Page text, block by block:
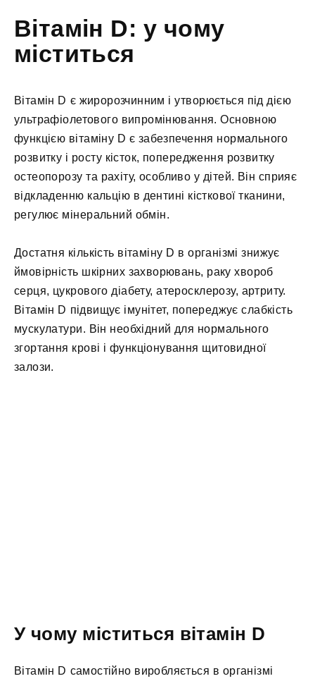
Вітамін D: у чому
міститься
Вітамін D є жиророзчинним і утворюється під дією
ультрафіолетового випромінювання. Основною
функцією вітаміну D є забезпечення нормального
розвитку і росту кісток, попередження розвитку
остеопорозу та рахіту, особливо у дітей. Він сприяє
відкладенню кальцію в дентині кісткової тканини,
регулює мінеральний обмін.
Достатня кількість вітаміну D в організмі знижує
ймовірність шкірних захворювань, раку хвороб
серця, цукрового діабету, атеросклерозу, артриту.
Вітамін D підвищує імунітет, попереджує слабкість
мускулатури. Він необхідний для нормального
згортання крові і функціонування щитовидної
залози.
У чому міститься вітамін D
Вітамін D самостійно виробляється в організмі